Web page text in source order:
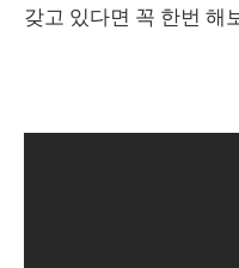
갖고 있다면 꼭 한번 해